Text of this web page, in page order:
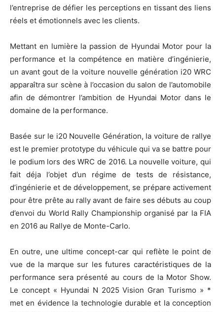
l’entreprise de défier les perceptions en tissant des liens
réels et émotionnels avec les clients.
Mettant en lumière la passion de Hyundai Motor pour la
performance et la compétence en matière d’ingénierie,
un avant gout de la voiture nouvelle génération i20 WRC
apparaîtra sur scène à l’occasion du salon de l’automobile
afin de démontrer l’ambition de Hyundai Motor dans le
domaine de la performance.
Basée sur le i20 Nouvelle Génération, la voiture de rallye
est le premier prototype du véhicule qui va se battre pour
le podium lors des WRC de 2016. La nouvelle voiture, qui
fait déja l’objet d’un régime de tests de résistance,
d’ingénierie et de développement, se prépare activement
pour être prête au rally avant de faire ses débuts au coup
d’envoi du World Rally Championship organisé par la FIA
en 2016 au Rallye de Monte-Carlo.
En outre, une ultime concept-car qui reflète le point de
vue de la marque sur les futures caractéristiques de la
performance sera présenté au cours de la Motor Show.
Le concept « Hyundai N 2025 Vision Gran Turismo » *
met en évidence la technologie durable et la conception